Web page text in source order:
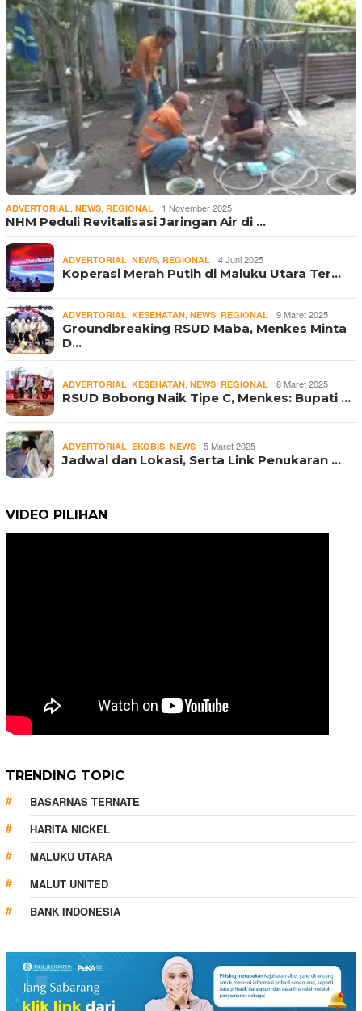
ADVERTORIAL NEWS REGIONAL 1 November 2025
NHM Peduli Revitalisasi Jaringan Air di …
ADVERTORIAL NEWS REGIONAL 4 Juni 2025
Koperasi Merah Putih di Maluku Utara Ter…
ADVERTORIAL KESEHATAN NEWS REGIONAL 9 Maret 2025
Groundbreaking RSUD Maba, Menkes Minta
D…
ADVERTORIAL KESEHATAN NEWS REGIONAL 8 Maret 2025
RSUD Bobong Naik Tipe C, Menkes: Bupati …
ADVERTORIAL EKOBIS NEWS 5 Maret 2025
Jadwal dan Lokasi, Serta Link Penukaran …
VIDEO PILIHAN
TRENDING TOPIC
BASARNAS TERNATE
HARITA NICKEL
MALUKU UTARA
MALUT UNITED
BANK INDONESIA